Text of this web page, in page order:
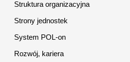
Struktura organizacyjna
Strony jednostek
System POL-on
Rozwój, kariera